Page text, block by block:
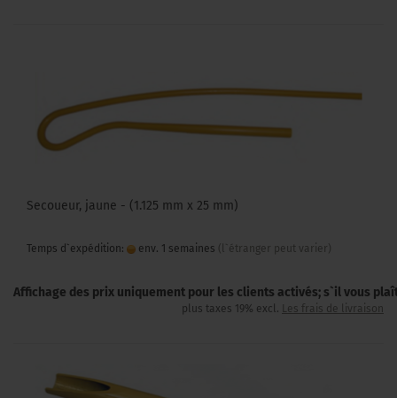
Secoueur, jaune - (1.125 mm x 25 mm)
Temps d`expédition: env. 1 semaines (l`étranger peut varier)
Affichage des prix uniquement pour les clients activés; s`il vous
plus taxes 19% excl. Les frais de livraison